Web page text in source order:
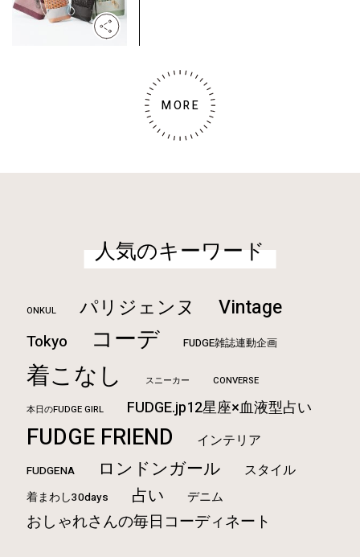
MORE
人気のキーワード
ONKUL パリジェンヌ Vintage
Tokyo コーデ FUDGE雑誌連動企画
着こなし スニーカー CONVERSE
本日のFUDGE GIRL FUDGE.jp12星座×血液型占い
FUDGE FRIEND インテリア
FUDGENA ロンドンガール スタイル
着まわし30days 占い デニム
おしゃれさんの毎日コーディネート